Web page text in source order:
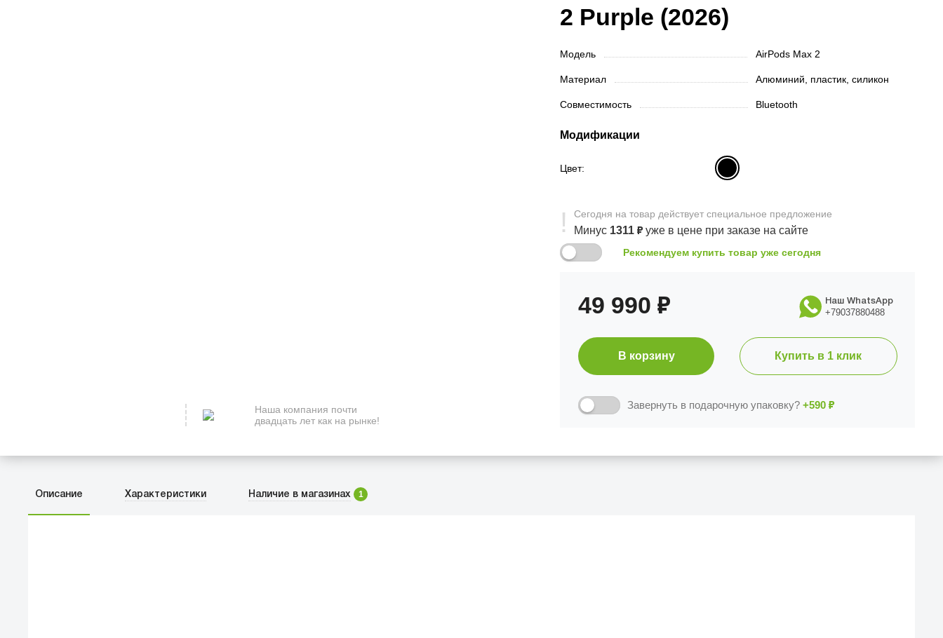
2 Purple (2026)
Модель AirPods Max 2
Материал Алюминий, пластик, силикон
Совместимость Bluetooth
Модификации
Цвет:
Сегодня на товар действует специальное предложение
Минус 1311₽ уже в цене при заказе на сайте
Рекомендуем купить товар уже сегодня
49 990 ₽ Наш WhatsApp
+79037880488
В корзину Купить в 1 клик
Завернуть в подарочную упаковку? +590 ₽
Наша компания почти
двадцать лет как на рынке!
Описание Характеристики Наличие в магазинах 1